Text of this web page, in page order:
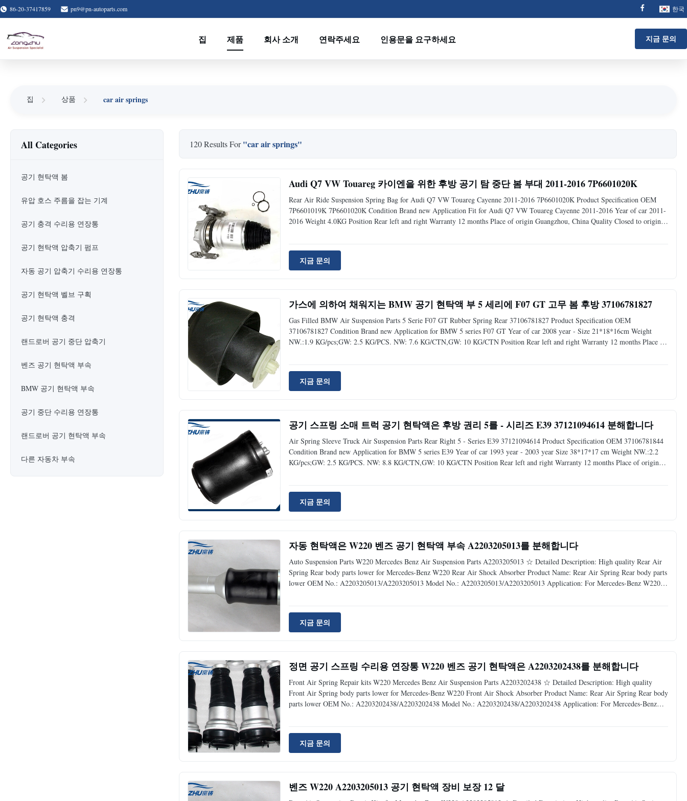
86-20-37417859 pn9@pn-autoparts.com 한국
집 제품 회사 소개 연락주세요 인용문을 요구하세요 지금 문의
집 상품 car air springs
All Categories
공기 현탁액 봄
유압 호스 주름을 잡는 기계
공기 충격 수리용 연장통
공기 현탁액 압축기 펌프
자동 공기 압축기 수리용 연장통
공기 현탁액 벨브 구획
공기 현탁액 충격
랜드로버 공기 중단 압축기
벤즈 공기 현탁액 부속
BMW 공기 현탁액 부속
공기 중단 수리용 연장통
랜드로버 공기 현탁액 부속
다른 자동차 부속
120 Results For"car air springs"
Audi Q7 VW Touareg 카이엔을 위한 후방 공기 탐 중단 봄 부대 2011-2016 7P6601020K
Rear Air Ride Suspension Spring Bag for Audi Q7 VW Touareg Cayenne 2011-2016 7P6601020K Product Specification OEM
7P6601019K 7P6601020K Condition Brand new Application Fit for Audi Q7 VW Touareg Cayenne 2011-2016 Year of car 2011-
2016 Weight 4.0KG Position Rear left and right Warranty 12 months Place of origin Guangzhou, China Quality Closed to original
지금 문의
가스에 의하여 채워지는 BMW 공기 현탁액 부 5 세리에 F07 GT 고무 봄 후방 37106781827
Gas Filled BMW Air Suspension Parts 5 Serie F07 GT Rubber Spring Rear 37106781827 Product Specification OEM
37106781827 Condition Brand new Application for BMW 5 series F07 GT Year of car 2008 year - Size 21*18*16cm Weight
NW.:1.9 KG/pcs;GW: 2.5 KG/PCS. NW: 7.6 KG/CTN,GW: 10 KG/CTN Position Rear left and right Warranty 12 months Place of
지금 문의
공기 스프링 소매 트럭 공기 현탁액은 후방 권리 5를 - 시리즈 E39 37121094614 분해합니다
Air Spring Sleeve Truck Air Suspension Parts Rear Right 5 - Series E39 37121094614 Product Specification OEM 37106781844
Condition Brand new Application for BMW 5 series E39 Year of car 1993 year - 2003 year Size 38*17*17 cm Weight NW.:2.2
KG/pcs;GW: 2.5 KG/PCS. NW: 8.8 KG/CTN,GW: 10 KG/CTN Position Rear left and right Warranty 12 months Place of origin
지금 문의
자동 현탁액은 W220 벤즈 공기 현탁액 부속 A2203205013를 분해합니다
Auto Suspension Parts W220 Mercedes Benz Air Suspension Parts A2203205013 ☆ Detailed Description: High quality Rear Air
Spring Rear body parts lower for Mercedes-Benz W220 Rear Air Shock Absorber Product Name: Rear Air Spring Rear body parts
lower OEM No.: A2203205013/A2203205013 Model No.: A2203205013/A2203205013 Application: For Mercedes-Benz W220
지금 문의
정면 공기 스프링 수리용 연장통 W220 벤즈 공기 현탁액은 A2203202438를 분해합니다
Front Air Spring Repair kits W220 Mercedes Benz Air Suspension Parts A2203202438 ☆ Detailed Description: High quality
Front Air Spring body parts lower for Mercedes-Benz W220 Front Air Shock Absorber Product Name: Rear Air Spring Rear body
parts lower OEM No.: A2203202438/A2203202438 Model No.: A2203202438/A2203202438 Application: For Mercedes-Benz
지금 문의
벤즈 W220 A2203205013 공기 현탁액 장비 보장 12 달